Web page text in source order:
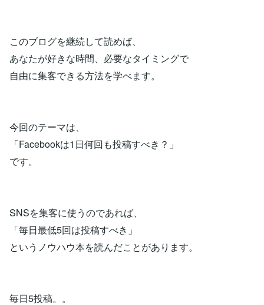
このブログを継続して読めば、
あなたが好きな時間、必要なタイミングで
自由に集客できる方法を学べます。
今回のテーマは、
「Facebookは1日何回も投稿すべき？」
です。
SNSを集客に使うのであれば、
「毎日最低5回は投稿すべき」
というノウハウ本を読んだことがあります。
毎日5投稿。。